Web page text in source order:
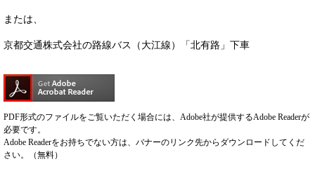
または、
京都交通株式会社の路線バス（大江線）「北有路」下車
PDF形式のファイルをご覧いただく場合には、Adobe社が提供するAdobe Readerが
必要です。
Adobe Readerをお持ちでない方は、バナーのリンク先からダウンロードしてくだ
さい。（無料）